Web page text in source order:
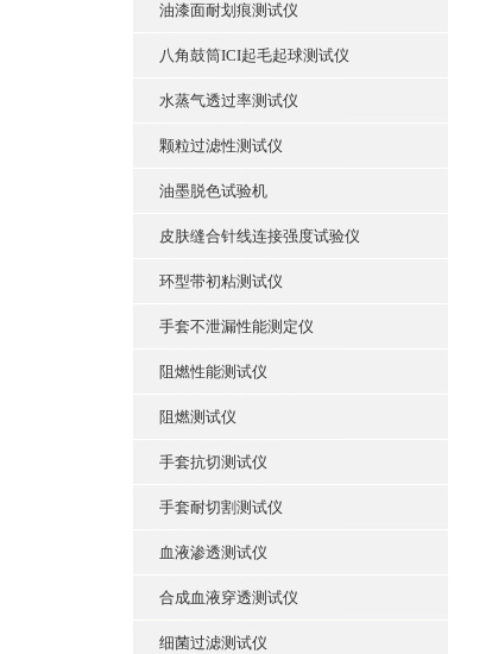
油漆面耐划痕测试仪
八角鼓筒ICI起毛起球测试仪
水蒸气透过率测试仪
颗粒过滤性测试仪
油墨脱色试验机
皮肤缝合针线连接强度试验仪
环型带初粘测试仪
手套不泄漏性能测定仪
阻燃性能测试仪
阻燃测试仪
手套抗切测试仪
手套耐切割测试仪
血液渗透测试仪
合成血液穿透测试仪
细菌过滤测试仪